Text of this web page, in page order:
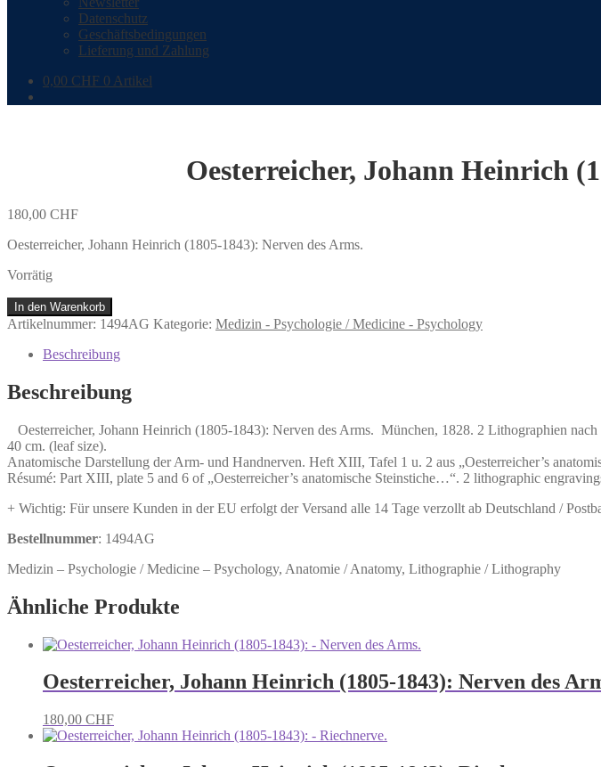
Datenschutz
Geschäftsbedingungen
Lieferung und Zahlung
0,00 CHF 0 Artikel
Oesterreicher, Johann Heinrich
180,00 CHF
Oesterreicher, Johann Heinrich (1805-1843): Nerven des Arms.
Vorrätig
Oesterreicher,
Johann
(1805-
Nerven
des
Menge
In den Warenkorb
Artikelnummer: 1494AG Kategorie: Medizin - Psychologie / Medicine - Psychology
Beschreibung
Beschreibung
Oesterreicher, Johann Heinrich (1805-1843): Nerven des Arms. München, 1828. 2 Lithographien
40 cm. (leaf size).
Anatomische Darstellung der Arm- und Handnerven. Heft XIII, Tafel 1 u. 2 aus „Oesterreicher’s
Résumé: Part XIII, plate 5 and 6 of „Oesterreicher’s anatomische Steinstiche…“. 2 lithographic
+ Wichtig: Für unsere Kunden in der EU erfolgt der Versand alle 14 Tage verzollt ab Deutschland /
Bestellnummer: 1494AG
Medizin – Psychologie / Medicine – Psychology, Anatomie / Anatomy, Lithographie / Lithography
Ähnliche Produkte
Oesterreicher, Johann Heinrich (1805-1843): Nerven des
180,00 CHF